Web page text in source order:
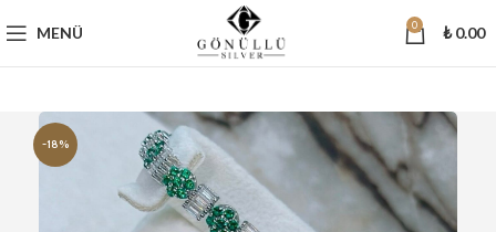
MENÜ 0 ₺0.00
-18%